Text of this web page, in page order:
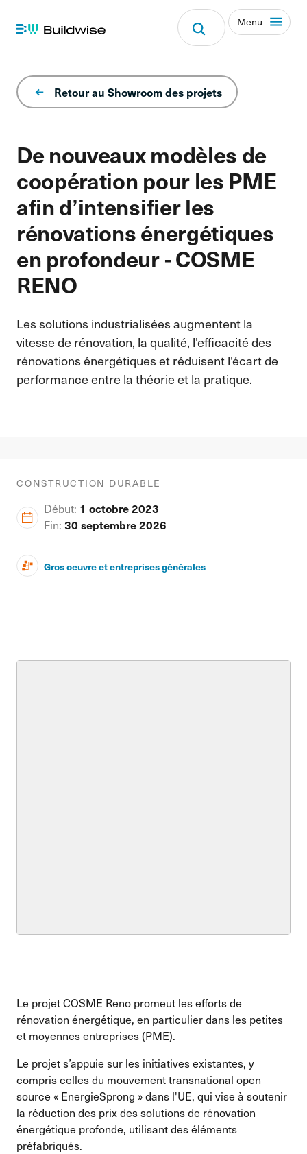
Menu
De nouveaux modèles de
coopération pour les PME
afin d’intensifier les
rénovations énergétiques
en profondeur - COSME
RENO
Retour au Showroom des projets
Les solutions industrialisées augmentent la
vitesse de rénovation, la qualité, l'efficacité des
rénovations énergétiques et réduisent l'écart de
performance entre la théorie et la pratique.
CONSTRUCTION DURABLE
Début: 1 octobre 2023
Fin: 30 septembre 2026
Gros oeuvre et entreprises générales
Le projetCOSME Reno promeut lesefforts de
rénovation énergétique, en particulier dans les petites
et moyennes entreprises (PME).
Le projet s’appuie sur les initiatives existantes, y
compris celles du mouvement transnational open
source « EnergieSprong » dans l'UE, qui vise à soutenir
la réduction des prix des solutions de rénovation
énergétique profonde, utilisant des éléments
préfabriqués.